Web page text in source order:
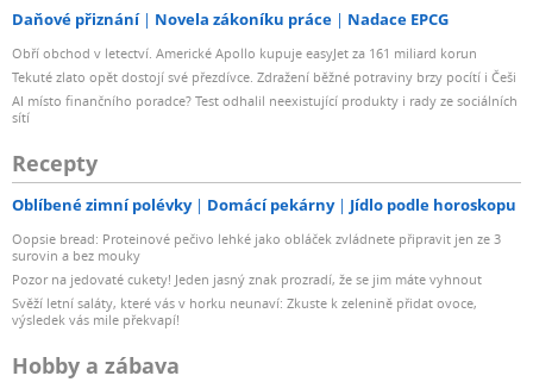
Daňové přiznání Novela zákoníku práce Nadace EPCG
Obří obchod v letectví. Americké Apollo kupuje easyJet za 161 miliard korun
Tekuté zlato opět dostojí své přezdívce. Zdražení běžné potraviny brzy pocítí i Češi
AI místo finančního poradce? Test odhalil neexistující produkty i rady ze sociálních
sítí
Recepty
Oblíbené zimní polévky Domácí pekárny Jídlo podle horoskopu
Oopsie bread: Proteinové pečivo lehké jako obláček zvládnete připravit jen ze 3
surovin a bez mouky
Pozor na jedovaté cukety! Jeden jasný znak prozradí, že se jim máte vyhnout
Svěží letní saláty, které vás v horku neunaví: Zkuste k zelenině přidat ovoce,
výsledek vás mile překvapí!
Hobby a zábava